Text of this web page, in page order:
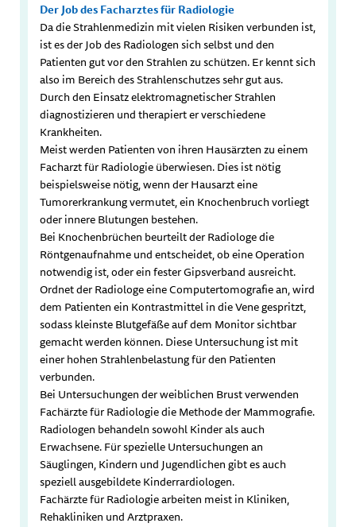
Der Job des Facharztes für Radiologie
Da die Strahlenmedizin mit vielen Risiken verbunden ist,
ist es der Job des Radiologen sich selbst und den
Patienten gut vor den Strahlen zu schützen. Er kennt sich
also im Bereich des Strahlenschutzes sehr gut aus.
Durch den Einsatz elektromagnetischer Strahlen
diagnostizieren und therapiert er verschiedene
Krankheiten.
Meist werden Patienten von ihren Hausärzten zu einem
Facharzt für Radiologie überwiesen. Dies ist nötig
beispielsweise nötig, wenn der Hausarzt eine
Tumorerkrankung vermutet, ein Knochenbruch vorliegt
oder innere Blutungen bestehen.
Bei Knochenbrüchen beurteilt der Radiologe die
Röntgenaufnahme und entscheidet, ob eine Operation
notwendig ist, oder ein fester Gipsverband ausreicht.
Ordnet der Radiologe eine Computertomografie an, wird
dem Patienten ein Kontrastmittel in die Vene gespritzt,
sodass kleinste Blutgefäße auf dem Monitor sichtbar
gemacht werden können. Diese Untersuchung ist mit
einer hohen Strahlenbelastung für den Patienten
verbunden.
Bei Untersuchungen der weiblichen Brust verwenden
Fachärzte für Radiologie die Methode der Mammografie.
Radiologen behandeln sowohl Kinder als auch
Erwachsene. Für spezielle Untersuchungen an
Säuglingen, Kindern und Jugendlichen gibt es auch
speziell ausgebildete Kinderrardiologen.
Fachärzte für Radiologie arbeiten meist in Kliniken,
Rehakliniken und Arztpraxen.